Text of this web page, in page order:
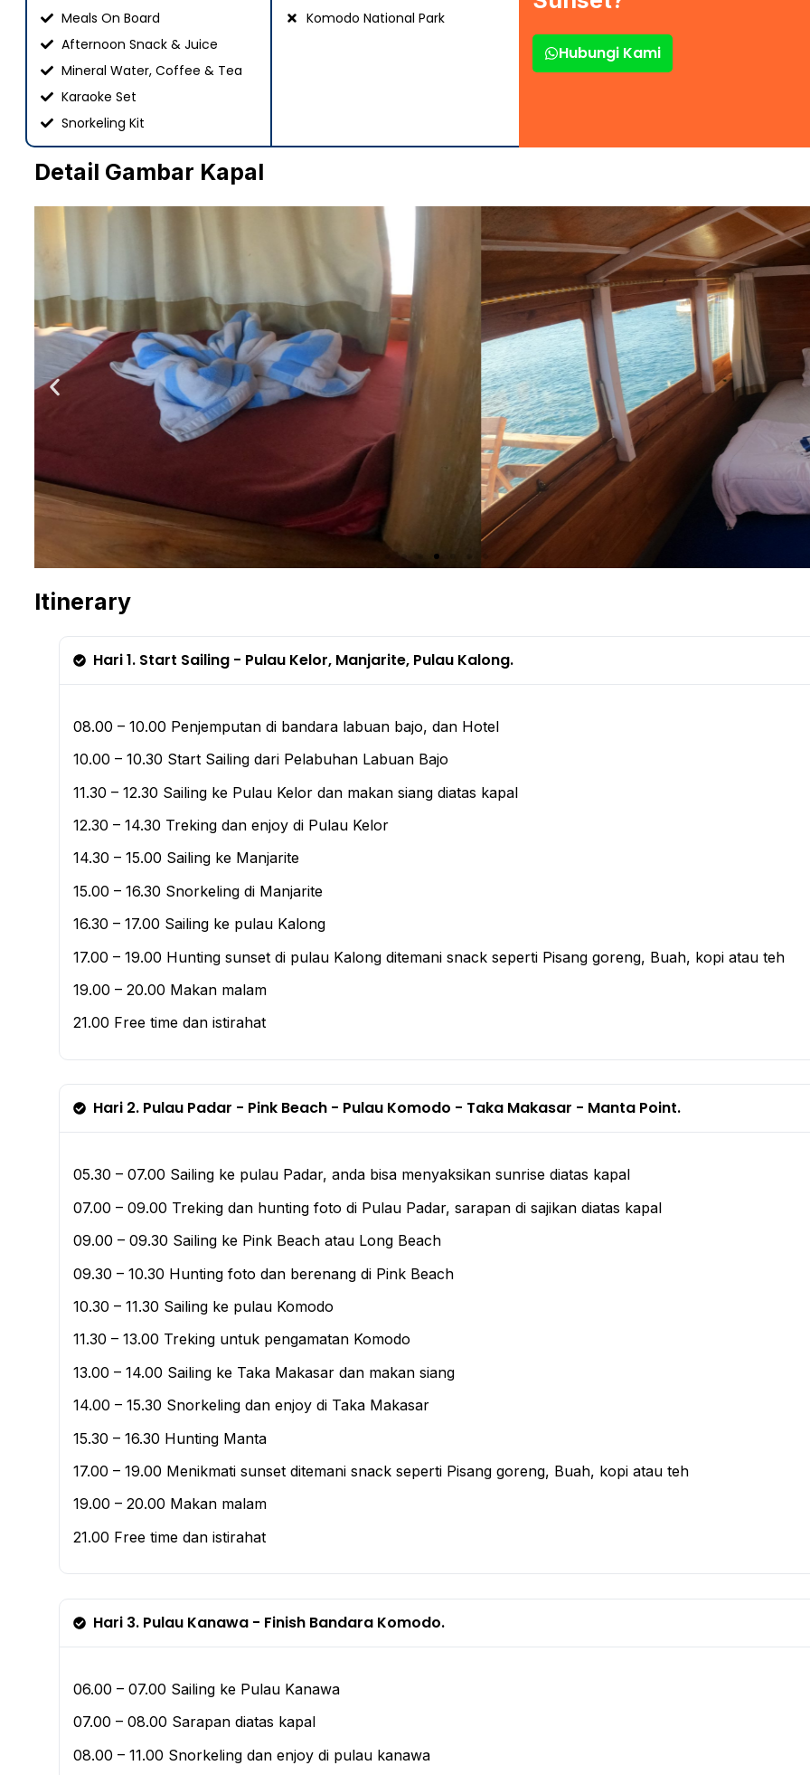
Meals On Board
Afternoon Snack & Juice
Mineral Water, Coffee & Tea
Karaoke Set
Snorkeling Kit
Komodo National Park
Hubungi Kami
Detail Gambar Kapal
Master Cabin
Itinerary
Hari 1. Start Sailing - Pulau Kelor, Manjarite, Pulau Kalong.
08.00 – 10.00 Penjemputan di bandara labuan bajo, dan Hotel
10.00 – 10.30 Start Sailing dari Pelabuhan Labuan Bajo
11.30 – 12.30 Sailing ke Pulau Kelor dan makan siang diatas kapal
12.30 – 14.30 Treking dan enjoy di Pulau Kelor
14.30 – 15.00 Sailing ke Manjarite
15.00 – 16.30 Snorkeling di Manjarite
16.30 – 17.00 Sailing ke pulau Kalong
17.00 – 19.00 Hunting sunset di pulau Kalong ditemani snack seperti Pisang goreng, Buah, kopi atau teh
19.00 – 20.00 Makan malam
21.00 Free time dan istirahat
Hari 2. Pulau Padar - Pink Beach - Pulau Komodo - Taka Makasar - Manta Point.
05.30 – 07.00 Sailing ke pulau Padar, anda bisa menyaksikan sunrise diatas kapal
07.00 – 09.00 Treking dan hunting foto di Pulau Padar, sarapan di sajikan diatas kapal
09.00 – 09.30 Sailing ke Pink Beach atau Long Beach
09.30 – 10.30 Hunting foto dan berenang di Pink Beach
10.30 – 11.30 Sailing ke pulau Komodo
11.30 – 13.00 Treking untuk pengamatan Komodo
13.00 – 14.00 Sailing ke Taka Makasar dan makan siang
14.00 – 15.30 Snorkeling dan enjoy di Taka Makasar
15.30 – 16.30 Hunting Manta
17.00 – 19.00 Menikmati sunset ditemani snack seperti Pisang goreng, Buah, kopi atau teh
19.00 – 20.00 Makan malam
21.00 Free time dan istirahat
Hari 3. Pulau Kanawa - Finish Bandara Komodo.
06.00 – 07.00 Sailing ke Pulau Kanawa
07.00 – 08.00 Sarapan diatas kapal
08.00 – 11.00 Snorkeling dan enjoy di pulau kanawa